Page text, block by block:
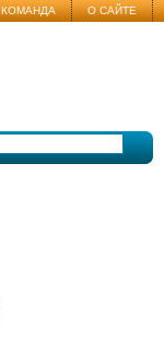
КОМАНДА О САЙТЕ